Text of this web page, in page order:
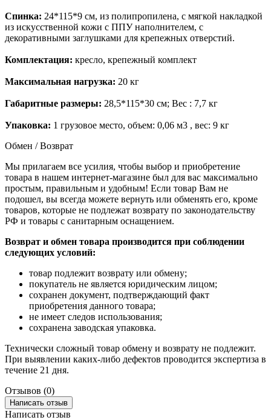
Спинка: 24*115*9 см, из полипропилена, с мягкой накладкой
из искусственной кожи с ППУ наполнителем, с
декоративными заглушками для крепежных отверстий.
Комплектация: кресло, крепежный комплект
Максимальная нагрузка: 20 кг
Габаритные размеры: 28,5*115*30 см; Вес : 7,7 кг
Упаковка: 1 грузовое место, объем: 0,06 м3 , вес: 9 кг
Обмен / Возврат
Мы прилагаем все усилия, чтобы выбор и приобретение
товара в нашем интернет-магазине был для вас максимально
простым, правильным и удобным! Если товар Вам не
подошел, вы всегда можете вернуть или обменять его, кроме
товаров, которые не подлежат возврату по законодательству
РФ и товары с санитарным оснащением.
Возврат и обмен товара производится при соблюдении
следующих условий:
товар подлежит возврату или обмену;
покупатель не является юридическим лицом;
сохранен документ, подтверждающий факт
приобретения данного товара;
не имеет следов использования;
сохранена заводская упаковка.
Технически сложный товар обмену и возврату не подлежит.
При выявлении каких-либо дефектов проводится экспертиза в
течение 21 дня.
Отзывов (0)
Написать отзыв
Написать отзыв